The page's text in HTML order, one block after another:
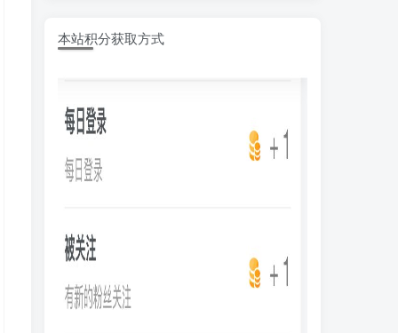
本站积分获取方式